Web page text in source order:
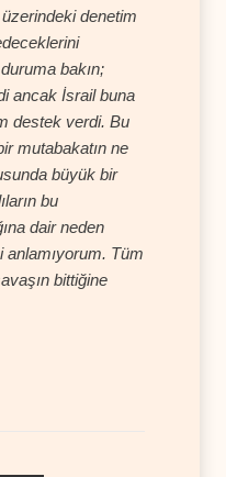
denetim
bakın;
ancak İsrail buna
destek verdi. Bu
mutabakatın ne
büyük bir
bu
dair neden
anlamıyorum. Tüm
bittiğine